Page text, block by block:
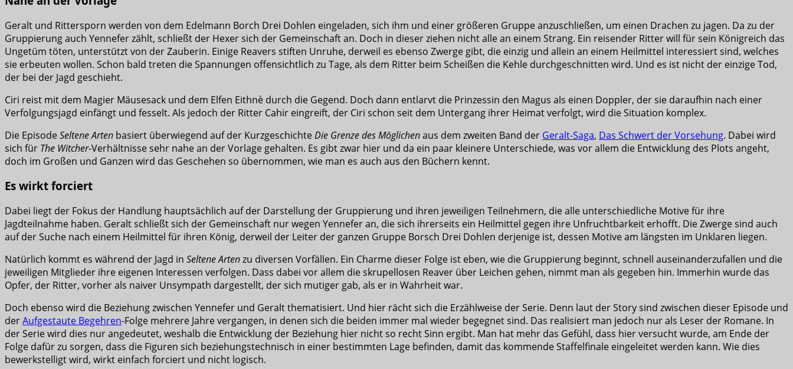
Geralt und Rittersporn werden von dem Edelmann Borch Drei Dohlen eingeladen, sich ihm und einer größeren Gruppe anzuschließen, um einen Drachen zu jagen. Da zu der
Gruppierung auch Yennefer zählt, schließt der Hexer sich der Gemeinschaft an. Doch in dieser ziehen nicht alle an einem Strang. Ein reisender Ritter will für sein Königreich das
Ungetüm töten, unterstützt von der Zauberin. Einige Reavers stiften Unruhe, derweil es ebenso Zwerge gibt, die einzig und allein an einem Heilmittel interessiert sind, welches
sie erbeuten wollen. Schon bald treten die Spannungen offensichtlich zu Tage, als dem Ritter beim Scheißen die Kehle durchgeschnitten wird. Und es ist nicht der einzige Tod,
der bei der Jagd geschieht.
Ciri reist mit dem Magier Mäusesack und dem Elfen Eithnè durch die Gegend. Doch dann entlarvt die Prinzessin den Magus als einen Doppler, der sie daraufhin nach einer
Verfolgungsjagd einfängt und fesselt. Als jedoch der Ritter Cahir eingreift, der Ciri schon seit dem Untergang ihrer Heimat verfolgt, wird die Situation komplex.
Die EpisodeSeltene Arten basiert überwiegend auf der KurzgeschichteDie Grenze des Möglichenaus dem zweiten Band der Geralt-Saga, Das Schwert der Vorsehung. Dabei wird
sich für The Witcher-Verhältnisse sehr nahe an der Vorlage gehalten. Es gibt zwar hier und da ein paar kleinere Unterschiede, was vor allem die Entwicklung des Plots angeht,
doch im Großen und Ganzen wird das Geschehen so übernommen, wie man es auch aus den Büchern kennt.
Es wirkt forciert
Dabei liegt der Fokus der Handlung hauptsächlich auf der Darstellung der Gruppierung und ihren jeweiligen Teilnehmern, die alle unterschiedliche Motive für ihre
Jagdteilnahme haben. Geralt schließt sich der Gemeinschaft nur wegen Yennefer an, die sich ihrerseits ein Heilmittel gegen ihre Unfruchtbarkeit erhofft. Die Zwerge sind auch
auf der Suche nach einem Heilmittel für ihren König, derweil der Leiter der ganzen Gruppe Borsch Drei Dohlen derjenige ist, dessen Motive am längsten im Unklaren liegen.
Natürlich kommt es während der Jagd in Seltene Artenzu diversen Vorfällen. Ein Charme dieser Folge ist eben, wie die Gruppierung beginnt, schnell auseinanderzufallen und die
jeweiligen Mitglieder ihre eigenen Interessen verfolgen. Dass dabei vor allem die skrupellosen Reaver über Leichen gehen, nimmt man als gegeben hin. Immerhin wurde das
Opfer, der Ritter, vorher als naiver Unsympath dargestellt, der sich mutiger gab, als er in Wahrheit war.
Doch ebenso wird die Beziehung zwischen Yennefer und Geralt thematisiert. Und hier rächt sich die Erzählweise der Serie. Denn laut der Story sind zwischen dieser Episode und
derAufgestaute Begehren-Folge mehrere Jahre vergangen, in denen sich die beiden immer mal wieder begegnet sind. Das realisiert man jedoch nur als Leser der Romane. In
der Serie wird dies nur angedeutet, weshalb die Entwicklung der Beziehung hier nicht so recht Sinn ergibt. Man hat mehr das Gefühl, dass hier versucht wurde, am Ende der
Folge dafür zu sorgen, dass die Figuren sich beziehungstechnisch in einer bestimmten Lage befinden, damit das kommende Staffelfinale eingeleitet werden kann. Wie dies
bewerkstelligt wird, wirkt einfach forciert und nicht logisch.